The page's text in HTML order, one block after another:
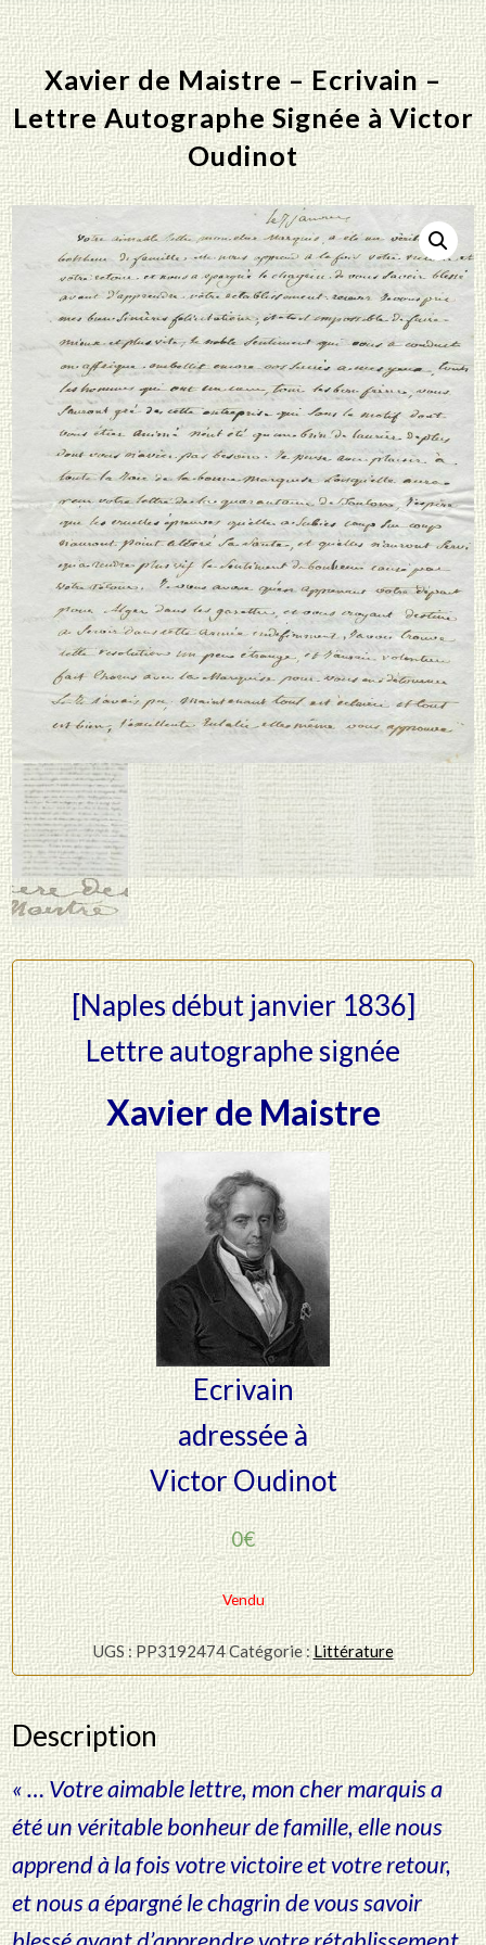
Xavier de Maistre – Ecrivain –
Lettre Autographe Signée à Victor
Oudinot
[Naples début janvier 1836]
Lettre autographe signée
Xavier de Maistre
Ecrivain
adressée à
Victor Oudinot
0€
Vendu
UGS :PP3192474Catégorie :Littérature
Description
« … Votre aimable lettre, mon cher marquis a
été un véritable bonheur de famille, elle nous
apprend à la fois votre victoire et votre retour,
et nous a épargné le chagrin de vous savoir